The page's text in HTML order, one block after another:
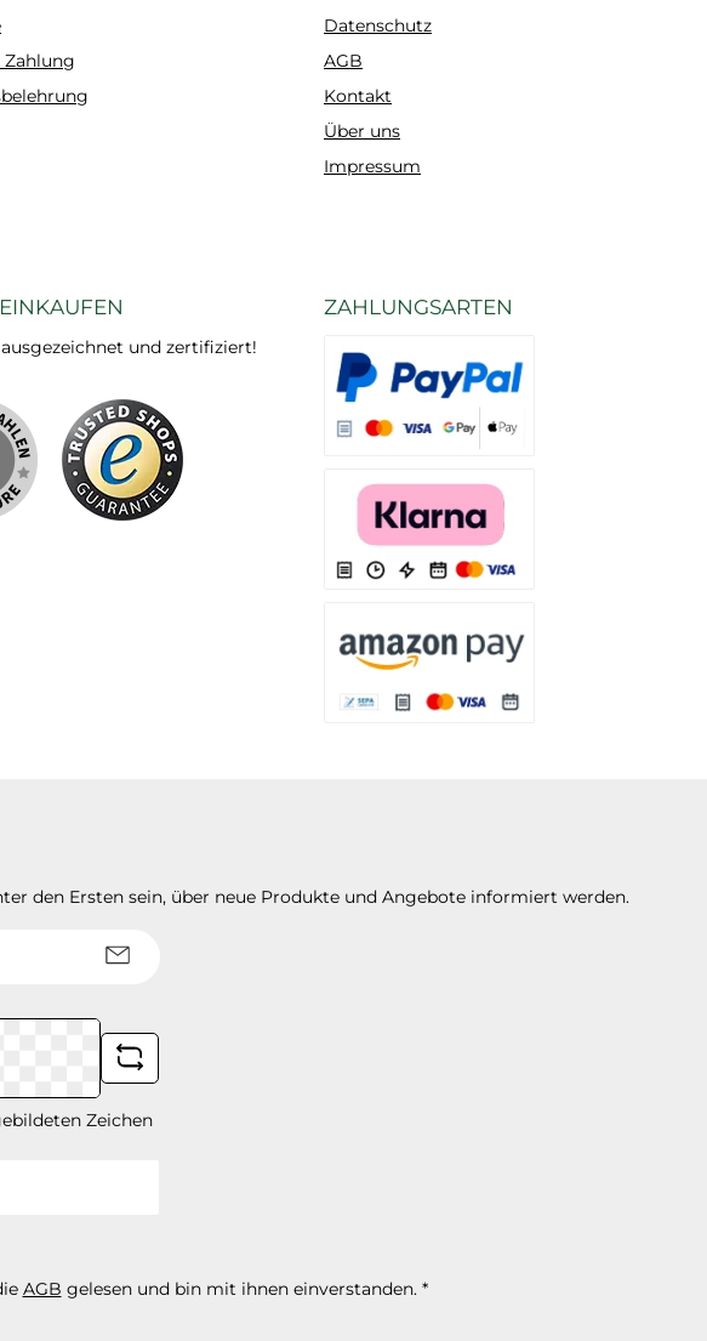
Zahlung
Datenschutz
AGB
Kontakt
Über uns
Impressum
und zertifiziert!
ZAHLUNGSARTEN
den Ersten sein, über neue Produkte und Angebote informiert werden.
Zeichen
AGB gelesen und bin mit ihnen einverstanden. *